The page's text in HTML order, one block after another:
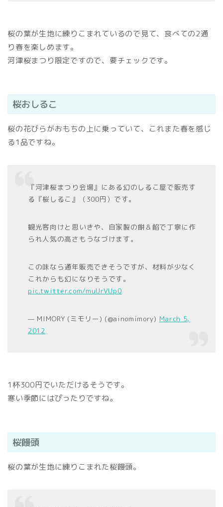
桜の葉が生地に練りこまれているので見て、食べての2通
り春を楽しめます。
河津桜まつり限定ですので、要チェックです。
桜おしるこ
桜の花びらがおもちの上に乗っていて、これまた春を感じ
る1品ですね。
『河津桜まつり会場』にある幻のしるこ屋で販売す
る『桜しるこ』（300円）です。
観光客向けと思いきや、自家製の餅＆餡で丁寧に作
られ人気の高さもうなづけます。
この味なら通年販売できそうですが、材料が少なく
これからも幻になりそうです。
pic.twitter.com/muUrVUp0
— MIMORY (ミモリー) (@ainomimory) March 5,
2012
1杯300円でいただけるそうです。
寒い季節にはぴったりですね。
桜饅頭
桜の葉が生地に練りこまれた桜饅頭。